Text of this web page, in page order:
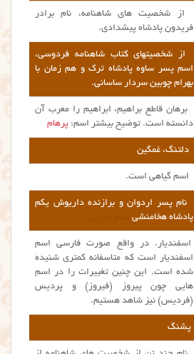
از شخصیت های شاهنامه، نام برادر
فریدون پادشاه پیشدادی.
از شخصیتهای کتاب شاهنامه فردوسی،
اسم پسر ساوه پادشاه ترک و هم زمان با
بهرام چوبین سردار ساسانی.
برهان قاطع براهیم، ابراهیم را معرب آن
دانسته است. توضیح بیشتر اسم: پرهام
دلتنگ، غمگین
اسم گیاهی است.
نام پسر اردوان و برازنده داریوش یکم
پادشاه هخامنشی
اسفندیار. در واقع صورت فارسی اسم
اسفندیار است که متاسفانه کمتری شنیده
شده است. این چنین تغییرات را در اسم
هایی چون پیروز (فیروز) و پردیس
(فردیس) نیز شاهد هستیم.
پشنگ